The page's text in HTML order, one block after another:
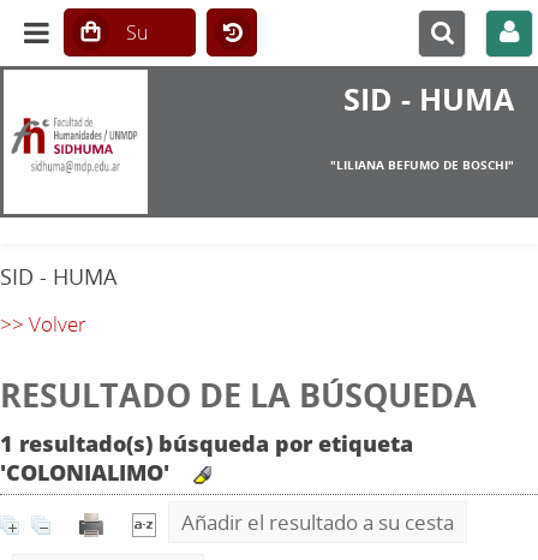
SID - HUMA
"LILIANA BEFUMO DE BOSCHI"
SID - HUMA
>> Volver
RESULTADO DE LA BÚSQUEDA
1 resultado(s) búsqueda por etiqueta
'COLONIALIMO'
Añadir el resultado a su cesta